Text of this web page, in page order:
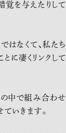
覚を与えたりして
はなくて、私たち
とに凄くリンクして
の中で組み合わせ
いきます。